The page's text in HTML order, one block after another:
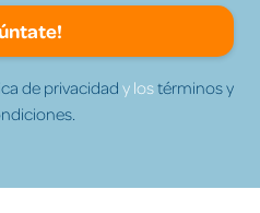
de privacidad y lostérminos y